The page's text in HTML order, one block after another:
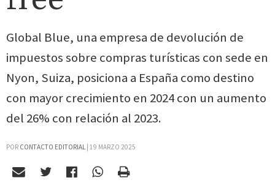
Global Blue, una empresa de devolución de
impuestos sobre compras turísticas con sede en
Nyon, Suiza, posiciona a España como destino
con mayor crecimiento en 2024 con un aumento
del 26% con relación al 2023.
POR CONTACTO EDITORIAL| 19 MARZO 2025